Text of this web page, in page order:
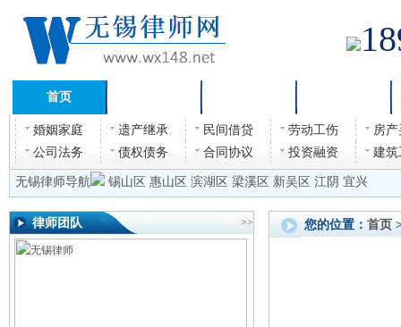
首页
婚姻家庭 遗产继承 民间借贷 劳动工伤
房
公司法务
债权债务 合同协议 投资融资 建筑
无锡律师导航 锡山区 惠山区 滨湖区 梁溪区 新吴区 江阴 宜兴
律师团队 >> 您的位置： 首页